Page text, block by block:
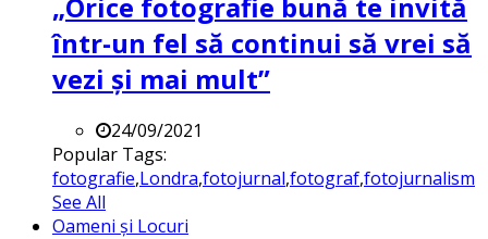
într-un fel să continui să vrei să
vezi și mai mult”
24/09/2021
Popular Tags:
fotografie,Londra,fotojurnal,fotograf,fotojurnalism
See All
Oameni și Locuri